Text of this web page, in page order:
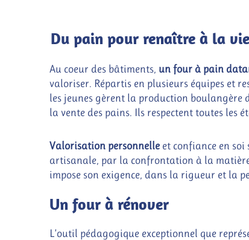
Du pain pour renaître à la vie
Au coeur des bâtiments, un four à pain
valoriser. Répartis en plusieurs équipes et
les jeunes gèrent la production boulangère
la vente des pains. Ils respectent toutes les
Valorisation personnelleet confiance en soi
artisanale, par la confrontation à la
impose son exigence, dans la rigueur et la
Un four à rénover
L’outil pédagogique exceptionnel que